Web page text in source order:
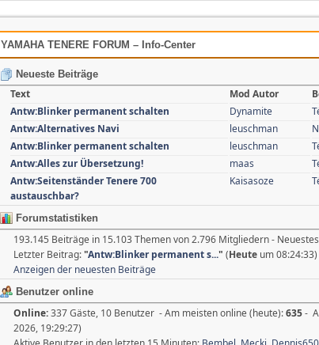
YAMAHA TENERE FORUM – Info-Center
Neueste Beiträge
Text Mod Autor
Antw:Blinker permanent schalten
Dynamite
Antw:Alternatives Navi
leuschman
Antw:Blinker permanent schalten
leuschman
Antw:Alles zur Übersetzung!
maas
Antw:Seitenständer Tenere 700
austauschbar?
Kaisasoze
Forumstatistiken
193.145 Beiträge in 15.103 Themen von 2.796 Mitgliedern -
Letzter Beitrag:"Antw:Blinker permanent s..." (Heute um 08:24:33)
Anzeigen der neuesten Beiträge
Benutzer online
Online:337 Gäste, 10 Benutzer - Am meisten online (heute):635-
2026, 19:29:27)